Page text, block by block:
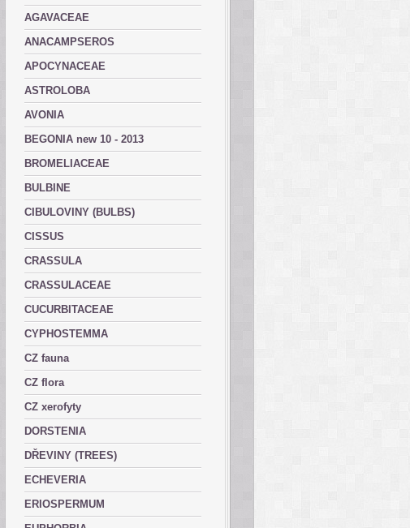
AGAVACEAE
ANACAMPSEROS
APOCYNACEAE
ASTROLOBA
AVONIA
BEGONIA new 10 - 2013
BROMELIACEAE
BULBINE
CIBULOVINY (BULBS)
CISSUS
CRASSULA
CRASSULACEAE
CUCURBITACEAE
CYPHOSTEMMA
CZ fauna
CZ flora
CZ xerofyty
DORSTENIA
DŘEVINY (TREES)
ECHEVERIA
ERIOSPERMUM